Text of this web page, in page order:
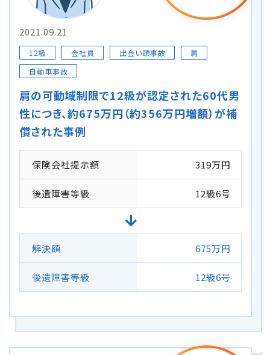
自転車の交通事故
弁護士紹介
弁護士コラム
2021.09.21
12級 会社員 出会い頭事故
肩
自動車事故
肩の可動域制限で12級が認定された60代男
性につき、約675万円（約356万円増額）が補
償された事例
保険会社提示額 319万円
後遺障害等級 12級6号
解決額 675万円
後遺障害等級 12級6号